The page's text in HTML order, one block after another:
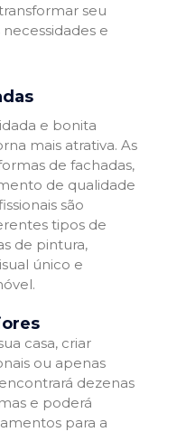
seu
e
e bonita
mais atrativa. As
de fachadas,
de qualidade
são
tipos de
de pintura,
único e
casa, criar
ou apenas
dezenas
e poderá
para a